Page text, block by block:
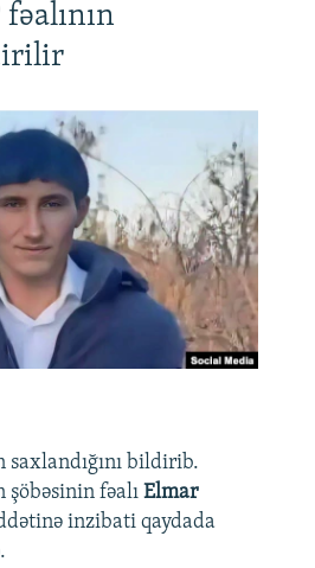
saxlandığını bildirib.
şöbəsinin fəalı Elmar
inzibati qaydada